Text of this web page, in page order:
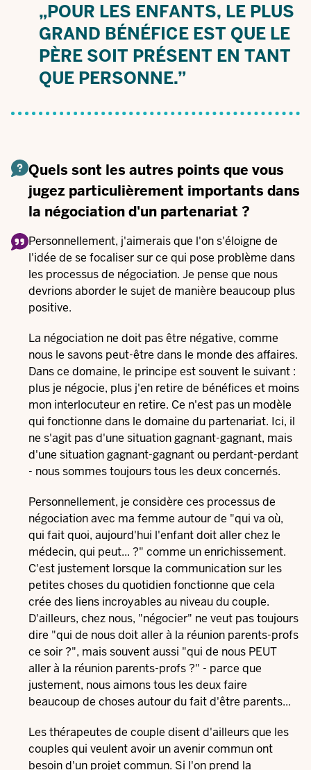
„POUR LES ENFANTS, LE PLUS
GRAND BÉNÉFICE EST QUE LE
PÈRE SOIT PRÉSENT EN TANT
QUE PERSONNE.”
Quels sont les autres points que vous
jugez particulièrement importants dans
la négociation d'un partenariat ?
Personnellement, j'aimerais que l'on s'éloigne de
l'idée de se focaliser sur ce qui pose problème dans
les processus de négociation. Je pense que nous
devrions aborder le sujet de manière beaucoup plus
positive.
La négociation ne doit pas être négative, comme
nous le savons peut-être dans le monde des affaires.
Dans ce domaine, le principe est souvent le suivant :
plus je négocie, plus j'en retire de bénéfices et moins
mon interlocuteur en retire. Ce n'est pas un modèle
qui fonctionne dans le domaine du partenariat. Ici, il
ne s'agit pas d'une situation gagnant-gagnant, mais
d'une situation gagnant-gagnant ou perdant-perdant
- nous sommes toujours tous les deux concernés.
Personnellement, je considère ces processus de
négociation avec ma femme autour de "qui va où,
qui fait quoi, aujourd'hui l'enfant doit aller chez le
médecin, qui peut... ?" comme un enrichissement.
C'est justement lorsque la communication sur les
petites choses du quotidien fonctionne que cela
crée des liens incroyables au niveau du couple.
D'ailleurs, chez nous, "négocier" ne veut pas toujours
dire "qui de nous doit aller à la réunion parents-profs
ce soir ?", mais souvent aussi "qui de nous PEUT
aller à la réunion parents-profs ?" - parce que
justement, nous aimons tous les deux faire
beaucoup de choses autour du fait d'être parents...
Les thérapeutes de couple disent d'ailleurs que les
couples qui veulent avoir un avenir commun ont
besoin d'un projet commun. Si l'on prend la